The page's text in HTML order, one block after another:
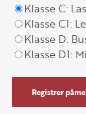
Klasse C:
Klasse C1:
Klasse D:
Klasse D1:
Registrer